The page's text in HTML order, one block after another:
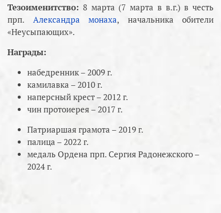
Тезоименитство: 8 марта (7 марта в в.г.) в честь
прп. Александра монаха, начальника обители
«Неусыпающих».
Награды:
набедренник – 2009 г.
камилавка – 2010 г.
наперсный крест – 2012 г.
чин протоиерея – 2017 г.
Патриаршая грамота – 2019 г.
палица – 2022 г.
медаль Ордена прп. Сергия Радонежского –
2024 г.